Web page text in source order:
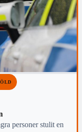
personer stulit en